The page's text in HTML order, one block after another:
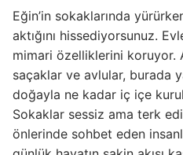
Eğin’in sokaklarında
aktığını hissediyorsunuz.
mimari özelliklerini koruyor.
saçaklar ve avlular, burada
doğayla ne kadar iç içe
Sokaklar sessiz ama terk
önlerinde sohbet eden